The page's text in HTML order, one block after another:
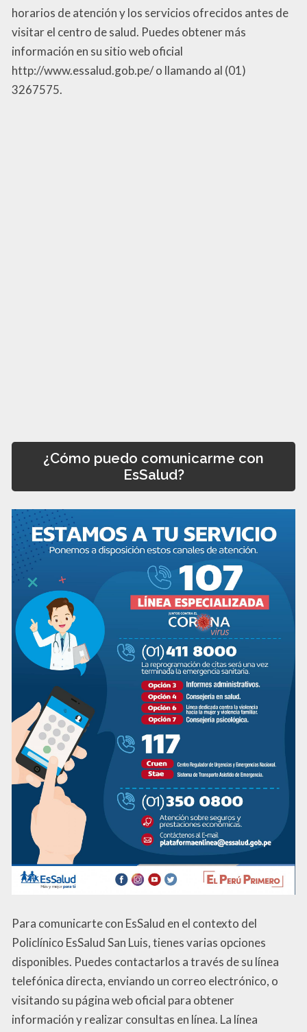
horarios de atención y los servicios ofrecidos antes de
visitar el centro de salud. Puedes obtener más
información en su sitio web oficial
http://www.essalud.gob.pe/ o llamando al (01)
3267575.
¿Cómo puedo comunicarme con
EsSalud?
Para comunicarte con EsSalud en el contexto del
Policlínico EsSalud San Luis, tienes varias opciones
disponibles. Puedes contactarlos a través de su línea
telefónica directa, enviando un correo electrónico, o
visitando su página web oficial para obtener
información y realizar consultas en línea. La línea